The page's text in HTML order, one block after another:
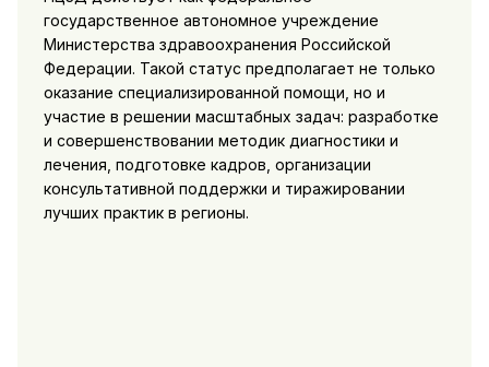
государственное автономное учреждение
Министерства здравоохранения Российской
Федерации. Такой статус предполагает не только
оказание специализированной помощи, но и
участие в решении масштабных задач: разработке
и совершенствовании методик диагностики и
лечения, подготовке кадров, организации
консультативной поддержки и тиражировании
лучших практик в регионы.